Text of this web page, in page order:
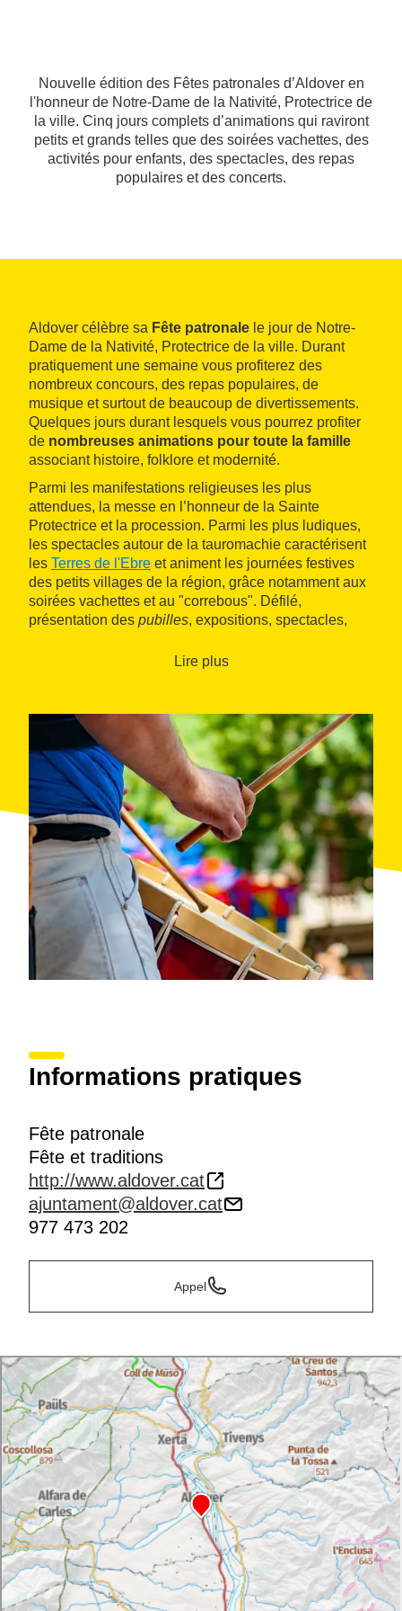
Nouvelle édition des Fêtes patronales d’Aldover en
l'honneur de Notre-Dame de la Nativité, Protectrice de
la ville. Cinq jours complets d’animations qui raviront
petits et grands telles que des soirées vachettes, des
activités pour enfants, des spectacles, des repas
populaires et des concerts.
Aldover célèbre sa Fête patronale le jour de Notre-
Dame de la Nativité, Protectrice de la ville. Durant
pratiquement une semaine vous profiterez des
nombreux concours, des repas populaires, de
musique et surtout de beaucoup de divertissements.
Quelques jours durant lesquels vous pourrez profiter
de nombreuses animations pour toute la famille
associant histoire, folklore et modernité.
Parmi les manifestations religieuses les plus
attendues, la messe en l’honneur de la Sainte
Protectrice et la procession. Parmi les plus ludiques,
les spectacles autour de la tauromachie caractérisent
les Terres de l'Ebre et animent les journées festives
des petits villages de la région, grâce notamment aux
soirées vachettes et au "correbous". Défilé,
présentation des pubilles, expositions, spectacles,
seront également de la partie.
Lire plus
Informations pratiques
Fête patronale
Fête et traditions
http://www.aldover.cat
ajuntament@aldover.cat
977 473 202
Appel